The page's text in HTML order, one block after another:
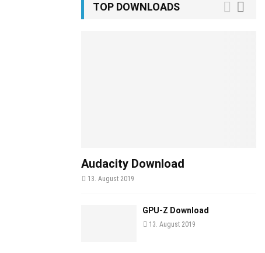
TOP DOWNLOADS
Audacity Download
13. August 2019
GPU-Z Download
13. August 2019